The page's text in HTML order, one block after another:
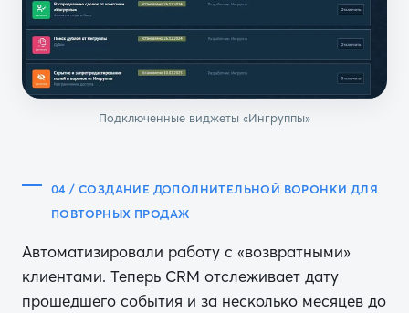
Подключенные виджеты «Ингруппы»
04 / СОЗДАНИЕ ДОПОЛНИТЕЛЬНОЙ ВОРОНКИ ДЛЯ
ПОВТОРНЫХ ПРОДАЖ
Автоматизировали работу с «возвратными»
клиентами. Теперь CRM отслеживает дату
прошедшего события и за несколько месяцев до